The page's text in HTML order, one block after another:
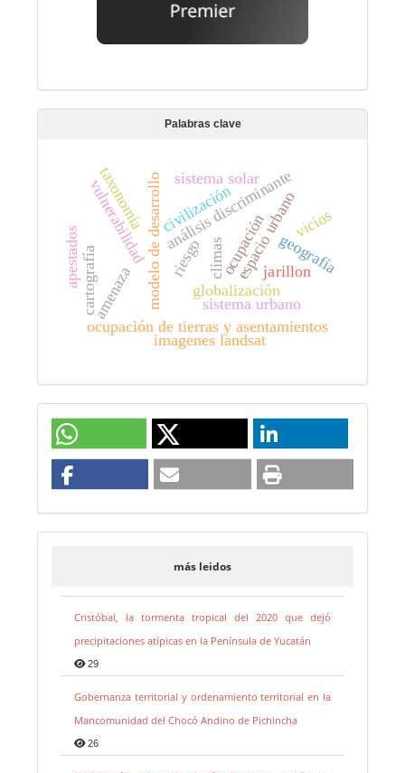
Palabras clave
globalización
modelo de desarrollo espacio urbano
sistema urbano
jarillon
ocupación
ocupación de tierras y asentamientos
análisis discriminante
imagenes landsat
vulnerabilidad
amenaza
riesgo geografía
cartografía
sistema solar
apestados
civilización
climas
taxonomía vicios
más leidos
Cristóbal, la tormenta tropical del 2020 que dejó
precipitaciones atípicas en la Península de Yucatán
29
Gobernanza territorial y ordenamiento territorial en la
Mancomunidad del Chocó Andino de Pichincha
26